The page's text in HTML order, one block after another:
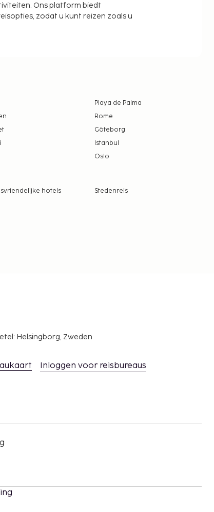
Ons platform biedt
zodat u kunt reizen zoals u
Playa de Palma
Rome
Göteborg
Istanbul
Oslo
hotels
Stedenreis
Helsingborg, Zweden
Inloggen voor reisbureaus